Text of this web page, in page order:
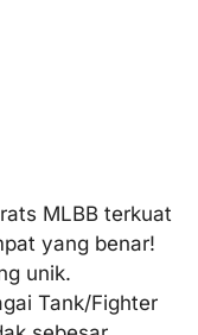
MLBB terkuat
yang benar!
unik.
Tank/Fighter